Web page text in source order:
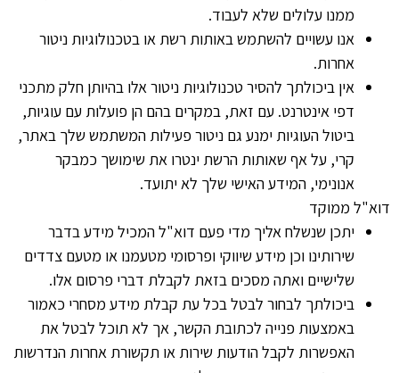
ממנו עלולים שלא לעבוד.
אנו עשויים להשתמש באותות רשת או בטכנולוגיות ניטור
אחרות.
אין ביכולתך להסיר טכנולוגיות ניטור אלו בהיותן חלק מתכני
דפי אינטרנט. עם זאת, במקרים בהם הן פועלות עם עוגיות,
ביטול העוגיות ימנע גם ניטור פעילות המשתמש שלך באתר,
קרי, על אף שאותות הרשת ינטרו את שימושך כמבקר
אנונימי, המידע האישי שלך לא יתועד.
דוא"ל ממוקד
יתכן שנשלח אליך מדי פעם דוא"ל המכיל מידע בדבר
שירותינו וכן מידע שיווקי ופרסומי מטעמנו או מטעם צדדים
שלישיים ואתה מסכים בזאת לקבלת דברי פרסום אלו.
ביכולתך לבחור לבטל בכל עת קבלת מידע מסחרי כאמור
באמצעות פנייה לכתובת הקשר, אך לא תוכל לבטל את
האפשרות לקבל הודעות שירות או תקשורת אחרות הנדרשות